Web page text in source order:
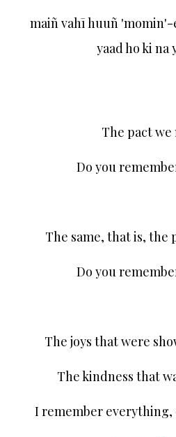
maiñ vahī huuñ
yaad ho ki na
The pact we
Do you
The same, that is, the
Do you
The joys that were
The kindness that
I remember